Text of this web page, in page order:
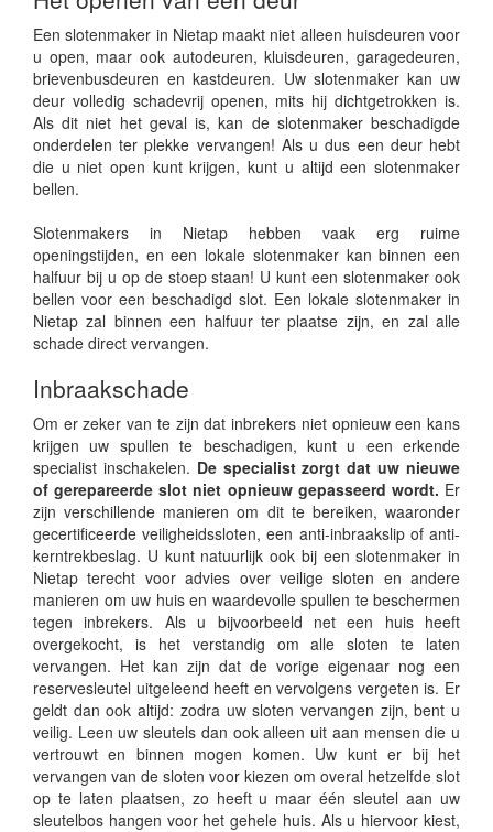
Een slotenmaker in Nietap maakt niet alleen huisdeuren voor
u open, maar ook autodeuren, kluisdeuren, garagedeuren,
brievenbusdeuren en kastdeuren. Uw slotenmaker kan uw
deur volledig schadevrij openen, mits hij dichtgetrokken is.
Als dit niet het geval is, kan de slotenmaker beschadigde
onderdelen ter plekke vervangen! Als u dus een deur hebt
die u niet open kunt krijgen, kunt u altijd een slotenmaker
bellen.
Slotenmakers in Nietap hebben vaak erg ruime
openingstijden, en een lokale slotenmaker kan binnen een
halfuur bij u op de stoep staan! U kunt een slotenmaker ook
bellen voor een beschadigd slot. Een lokale slotenmaker in
Nietap zal binnen een halfuur ter plaatse zijn, en zal alle
schade direct vervangen.
Inbraakschade
Om er zeker van te zijn dat inbrekers niet opnieuw een kans
krijgen uw spullen te beschadigen, kunt u een erkende
specialist inschakelen. De specialist zorgt dat uw nieuwe
of gerepareerde slot niet opnieuw gepasseerd wordt. Er
zijn verschillende manieren om dit te bereiken, waaronder
gecertificeerde veiligheidssloten, een anti-inbraakslip of anti-
kerntrekbeslag. U kunt natuurlijk ook bij een slotenmaker in
Nietap terecht voor advies over veilige sloten en andere
manieren om uw huis en waardevolle spullen te beschermen
tegen inbrekers. Als u bijvoorbeeld net een huis heeft
overgekocht, is het verstandig om alle sloten te laten
vervangen. Het kan zijn dat de vorige eigenaar nog een
reservesleutel uitgeleend heeft en vervolgens vergeten is. Er
geldt dan ook altijd: zodra uw sloten vervangen zijn, bent u
veilig. Leen uw sleutels dan ook alleen uit aan mensen die u
vertrouwt en binnen mogen komen. Uw kunt er bij het
vervangen van de sloten voor kiezen om overal hetzelfde slot
op te laten plaatsen, zo heeft u maar één sleutel aan uw
sleutelbos hangen voor het gehele huis. Als u hiervoor kiest,